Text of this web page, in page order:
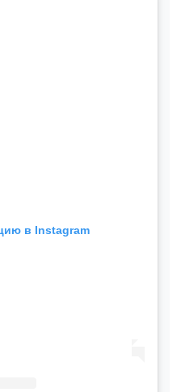
в Instagram